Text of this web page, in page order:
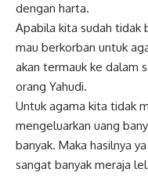
dengan harta.
Apabila kita sudah tidak
mau berkorban untuk
akan termauk ke dalam
orang Yahudi.
Untuk agama kita tidak
mengeluarkan uang
banyak. Maka hasilnya
sangat banyak meraja